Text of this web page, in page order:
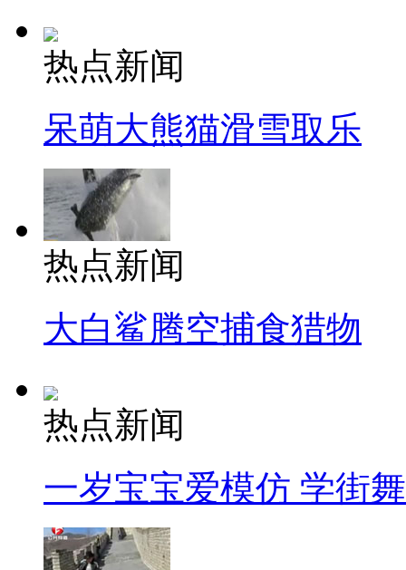
热点新闻
呆萌大熊猫滑雪取乐
热点新闻
大白鲨腾空捕食猎物
热点新闻
一岁宝宝爱模仿 学街